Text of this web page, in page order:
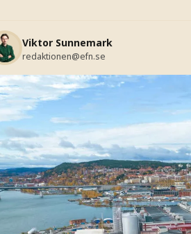
Viktor Sunnemark
redaktionen@efn.se